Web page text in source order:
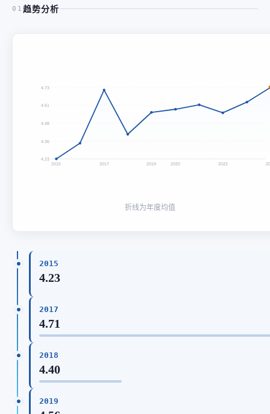
01 趋势分析
4.73
4.61
4.48
4.36
4.23
2015 2017 2019 2020 2022
折线为年度均值
2015
4.23
2017
4.71
2018
4.40
2019